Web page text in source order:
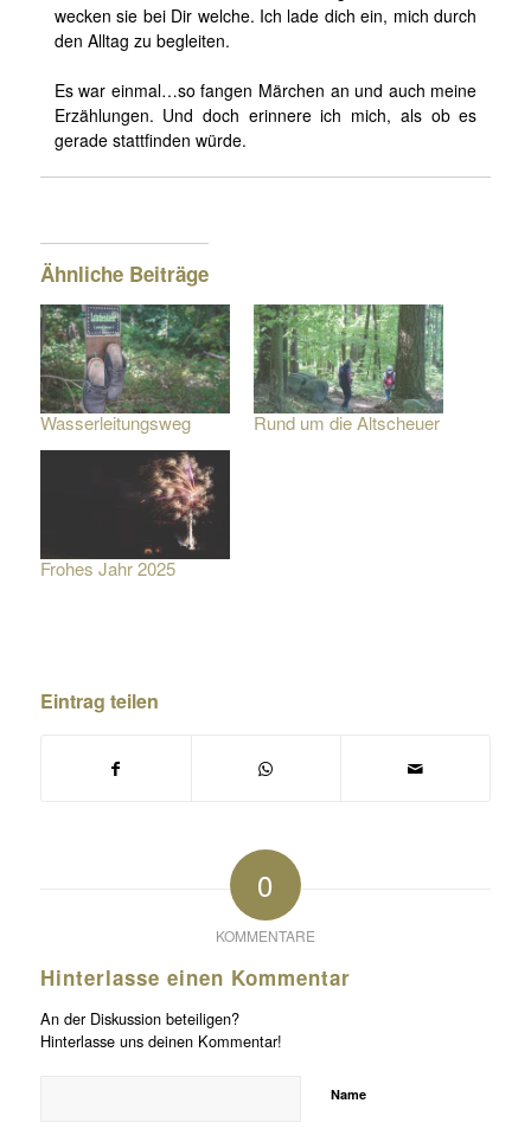
wecken sie bei Dir welche. Ich lade dich ein, mich durch
den Alltag zu begleiten.
Es war einmal…so fangen Märchen an und auch meine
Erzählungen. Und doch erinnere ich mich, als ob es
gerade stattfinden würde.
Ähnliche Beiträge
Wasserleitungsweg Rund um die Altscheuer
Frohes Jahr 2025
Eintrag teilen
0
KOMMENTARE
Hinterlasse einen Kommentar
An der Diskussion beteiligen?
Hinterlasse uns deinen Kommentar!
Name